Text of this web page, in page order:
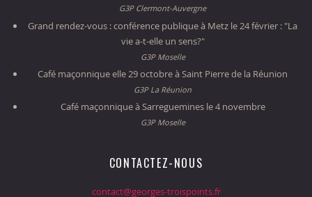
G3P Clermont-Auvergne
Grand rendez-vous : conférence publique à Metz le 24 février : "La
vie a-t-elle un sens?"
G3P Moselle
Café maçonnique elle 29 octobre à Saint Pierre de la Réunion
G3P La Réunion
Café maçonnique à Sarreguemines le 4 novembre
G3P Moselle
CONTACTEZ-NOUS
contact@georges-troispoints.fr